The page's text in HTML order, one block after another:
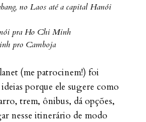
no Laos até a capital Hanói
pra Ho Chi Minh
pro Camboja
(me patrocinem!) foi
porque ele sugere como
trem, ônibus, dá opções,
nesse itinerário de modo